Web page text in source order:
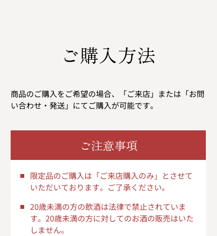
ご購入方法
商品のご購入をご希望の場合、「ご来店」または「お問
い合わせ・発送」にてご購入が可能です。
ご注意事項
限定品のご購入は「ご来店購入のみ」とさせて
いただいております。ご了承ください。
20歳未満の方の飲酒は法律で禁止されていま
す。20歳未満の方に対してのお酒の販売はいた
しません。